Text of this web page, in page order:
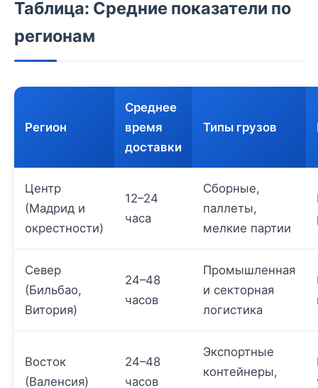
Таблица: Средние показатели по
регионам
Регион
Среднее
время
доставки
Типы грузов
Центр
(Мадрид и
окрестности)
12–24
часа
Сборные,
паллеты,
мелкие партии
Север
(Бильбао,
Витория)
24–48
часов
Промышленная
и секторная
логистика
Восток
(Валенсия)
24–48
часов
Экспортные
контейнеры,